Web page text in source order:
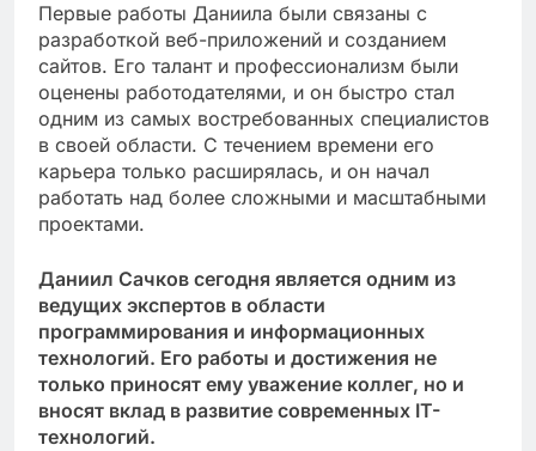
Первые работы Даниила были связаны с
разработкой веб-приложений и созданием
сайтов. Его талант и профессионализм были
оценены работодателями, и он быстро стал
одним из самых востребованных специалистов
в своей области. С течением времени его
карьера только расширялась, и он начал
работать над более сложными и масштабными
проектами.
Даниил Сачков сегодня является одним из
ведущих экспертов в области
программирования и информационных
технологий. Его работы и достижения не
только приносят ему уважение коллег, но и
вносят вклад в развитие современных IT-
технологий.